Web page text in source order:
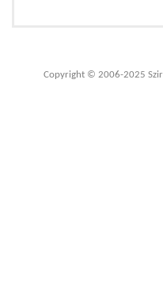
Copyright © 2006-2025